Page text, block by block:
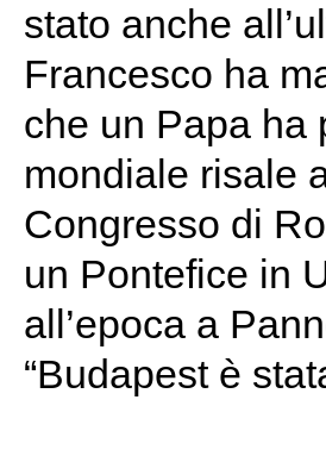
stato anche
Francesco ha
che un Papa ha
mondiale risale
Congresso di
un Pontefice in
all’epoca a
“Budapest è